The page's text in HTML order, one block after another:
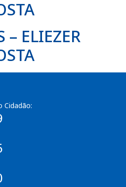
– ELIEZER
Cidadão: